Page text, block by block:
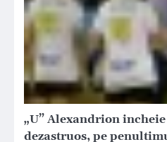
„U” Alexandrion
dezastruos, pe